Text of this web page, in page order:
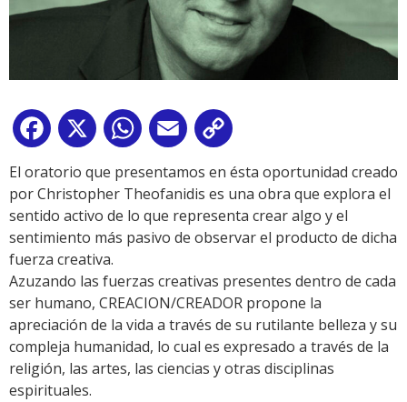
Facebook
X WhatsApp
Email
Link
El oratorio que presentamos en ésta oportunidad creado
por Christopher Theofanidis es una obra que explora el
sentido activo de lo que representa crear algo y el
sentimiento más pasivo de observar el producto de dicha
fuerza creativa.
Azuzando las fuerzas creativas presentes dentro de cada
ser humano, CREACION/CREADOR propone la
apreciación de la vida a través de su rutilante belleza y su
compleja humanidad, lo cual es expresado a través de la
religión, las artes, las ciencias y otras disciplinas
espirituales.